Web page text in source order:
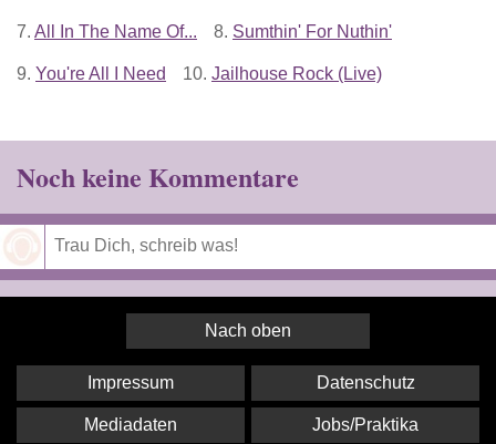
7. All In The Name Of... 8. Sumthin' For Nuthin'
9. You're All I Need 10. Jailhouse Rock (Live)
Noch keine Kommentare
Nach oben
Impressum Datenschutz
Mediadaten Jobs/Praktika